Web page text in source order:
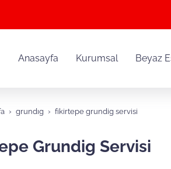
Anasayfa Kurumsal Beyaz
grundıg fikirtepe grundig servisi
Grundig Servisi